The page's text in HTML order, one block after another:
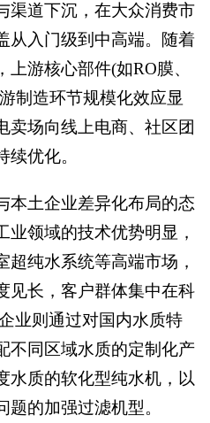
渠道下沉，在大众消费市
从入门级到中高端。随着
游核心部件(如RO膜、
制造环节规模化效应显
卖场向线上电商、社区团
优化。
本土企业差异化布局的态
领域的技术优势明显，
纯水系统等高端市场，
见长，客户群体集中在科
业则通过对国内水质特
不同区域水质的定制化产
水质的软化型纯水机，以
的加强过滤机型。